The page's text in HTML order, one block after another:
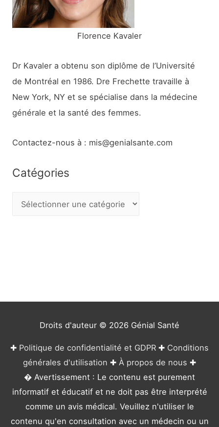
:
Florence Kavaler
Dr Kavaler a obtenu son diplôme de l’Université
de Montréal en 1986. Dre Frechette travaille à
New York, NY et se spécialise dans la médecine
générale et la santé des femmes.
Contactez-nous à : mis@genialsante.com
Catégories
Droits d'auteur © 2026 Génial Santé
✚ Politique de confidentialité et GDPR ✚ Conditions
générales d'utilisation ✚ À propos de nous ✚
� Avertissement : Le contenu est purement
informatif et éducatif et ne doit pas être interprété
comme un avis médical. Veuillez n'utiliser le
contenu qu'en consultation avec un médecin ou un